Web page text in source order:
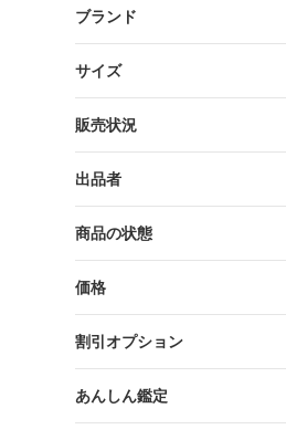
ブランド
サイズ
販売状況
出品者
商品の状態
価格
割引オプション
あんしん鑑定